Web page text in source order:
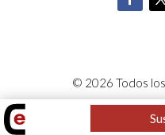
© 2026 Todos
CORPOCENTRO |